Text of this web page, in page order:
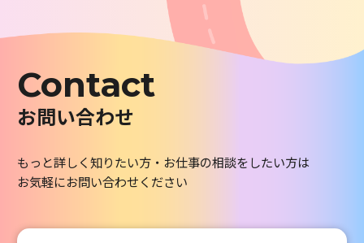
Contact
お問い合わせ
もっと詳しく知りたい方・お仕事の相談をしたい方は
お気軽にお問い合わせください